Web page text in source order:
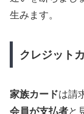
生みます。
クレジット
家族カードは請
会員が支払者と